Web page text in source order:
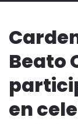
Beato
en